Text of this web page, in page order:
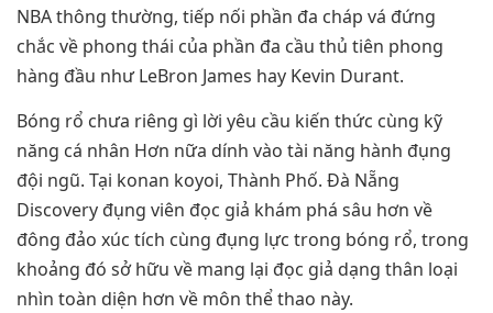
NBA thông thường, tiếp nối phần đa cháp vá đứng
chắc về phong thái của phần đa cầu thủ tiên phong
hàng đầu như LeBron James hay Kevin Durant.
Bóng rổ chưa riêng gì lời yêu cầu kiến thức cùng kỹ
năng cá nhân Hơn nữa dính vào tài năng hành đụng
đội ngũ. Tại konan koyoi, Thành Phố. Đà Nẵng
Discovery đụng viên đọc giả khám phá sâu hơn về
đông đảo xúc tích cùng đụng lực trong bóng rổ, trong
khoảng đó sở hữu về mang lại đọc giả dạng thân loại
nhìn toàn diện hơn về môn thể thao này.